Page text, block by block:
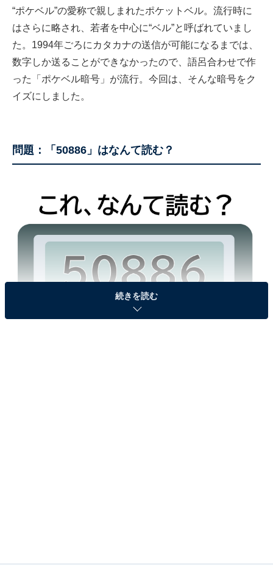
“ポケベル”の愛称で親しまれたポケットベル。流行時に
はさらに略され、若者を中心に“ベル”と呼ばれていまし
た。1994年ごろにカタカナの送信が可能になるまでは、
数字しか送ることができなかったので、語呂合わせで作
った「ポケベル暗号」が流行。今回は、そんな暗号をク
イズにしました。
問題：「50886」はなんて読む？
続きを読む